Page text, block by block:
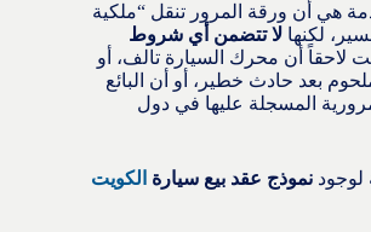
هي أن ورقة المرور تنقل “ملكية
لكنها لا تتضمن أي شروط
لاحقاً أن محرك السيارة تالف، أو
بعد حادث خطير، أو أن البائع
المسجلة عليها في دول
لوجود نموذج عقد بيع سيارة الكويت